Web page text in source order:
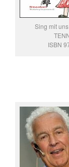
Sing mit
ISBN